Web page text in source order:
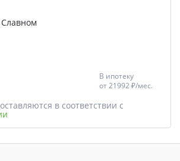
В ипотеку
от21992 ₽/мес.
в соответствии с